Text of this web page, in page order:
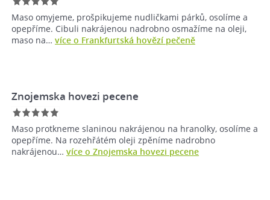
Maso omyjeme, prošpikujeme nudličkami párků, osolíme a
opepříme. Cibuli nakrájenou nadrobno osmažíme na oleji,
maso na… více o Frankfurtská hovězí pečeně
Znojemska hovezi pecene
Maso protkneme slaninou nakrájenou na hranolky, osolíme a
opepříme. Na rozehřátém oleji zpěníme nadrobno
nakrájenou… více o Znojemska hovezi pecene